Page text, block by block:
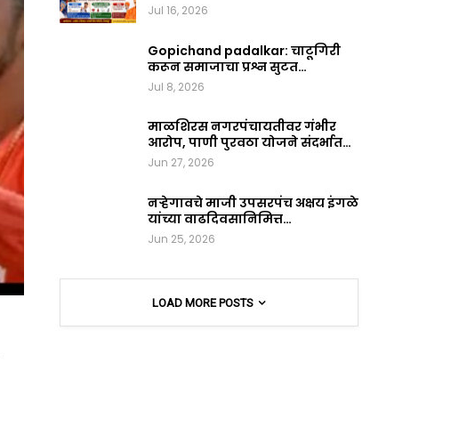
Jul 16, 2026
Gopichand padalkar: चाटूगिरी
करून समाजाचा प्रश्न सुटत…
Jul 8, 2026
माळशिरस नगरपंचायतीवर गंभीर
आरोप, पाणी पुरवठा योजने संदर्भात…
Jun 27, 2026
नऱ्हेगावचे माजी उपसरपंच अक्षय इंगळे
यांच्या वाढदिवसानिमित्त…
Jun 25, 2026
LOAD MORE POSTS